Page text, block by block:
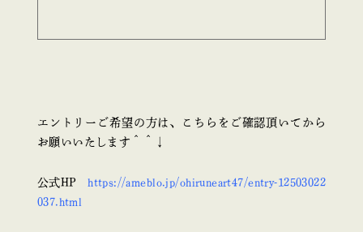
エントリーご希望の方は、こちらをご確認頂いてから
お願いいたします＾＾↓
公式HPhttps://ameblo.jp/ohiruneart47/entry-12503022
037.html